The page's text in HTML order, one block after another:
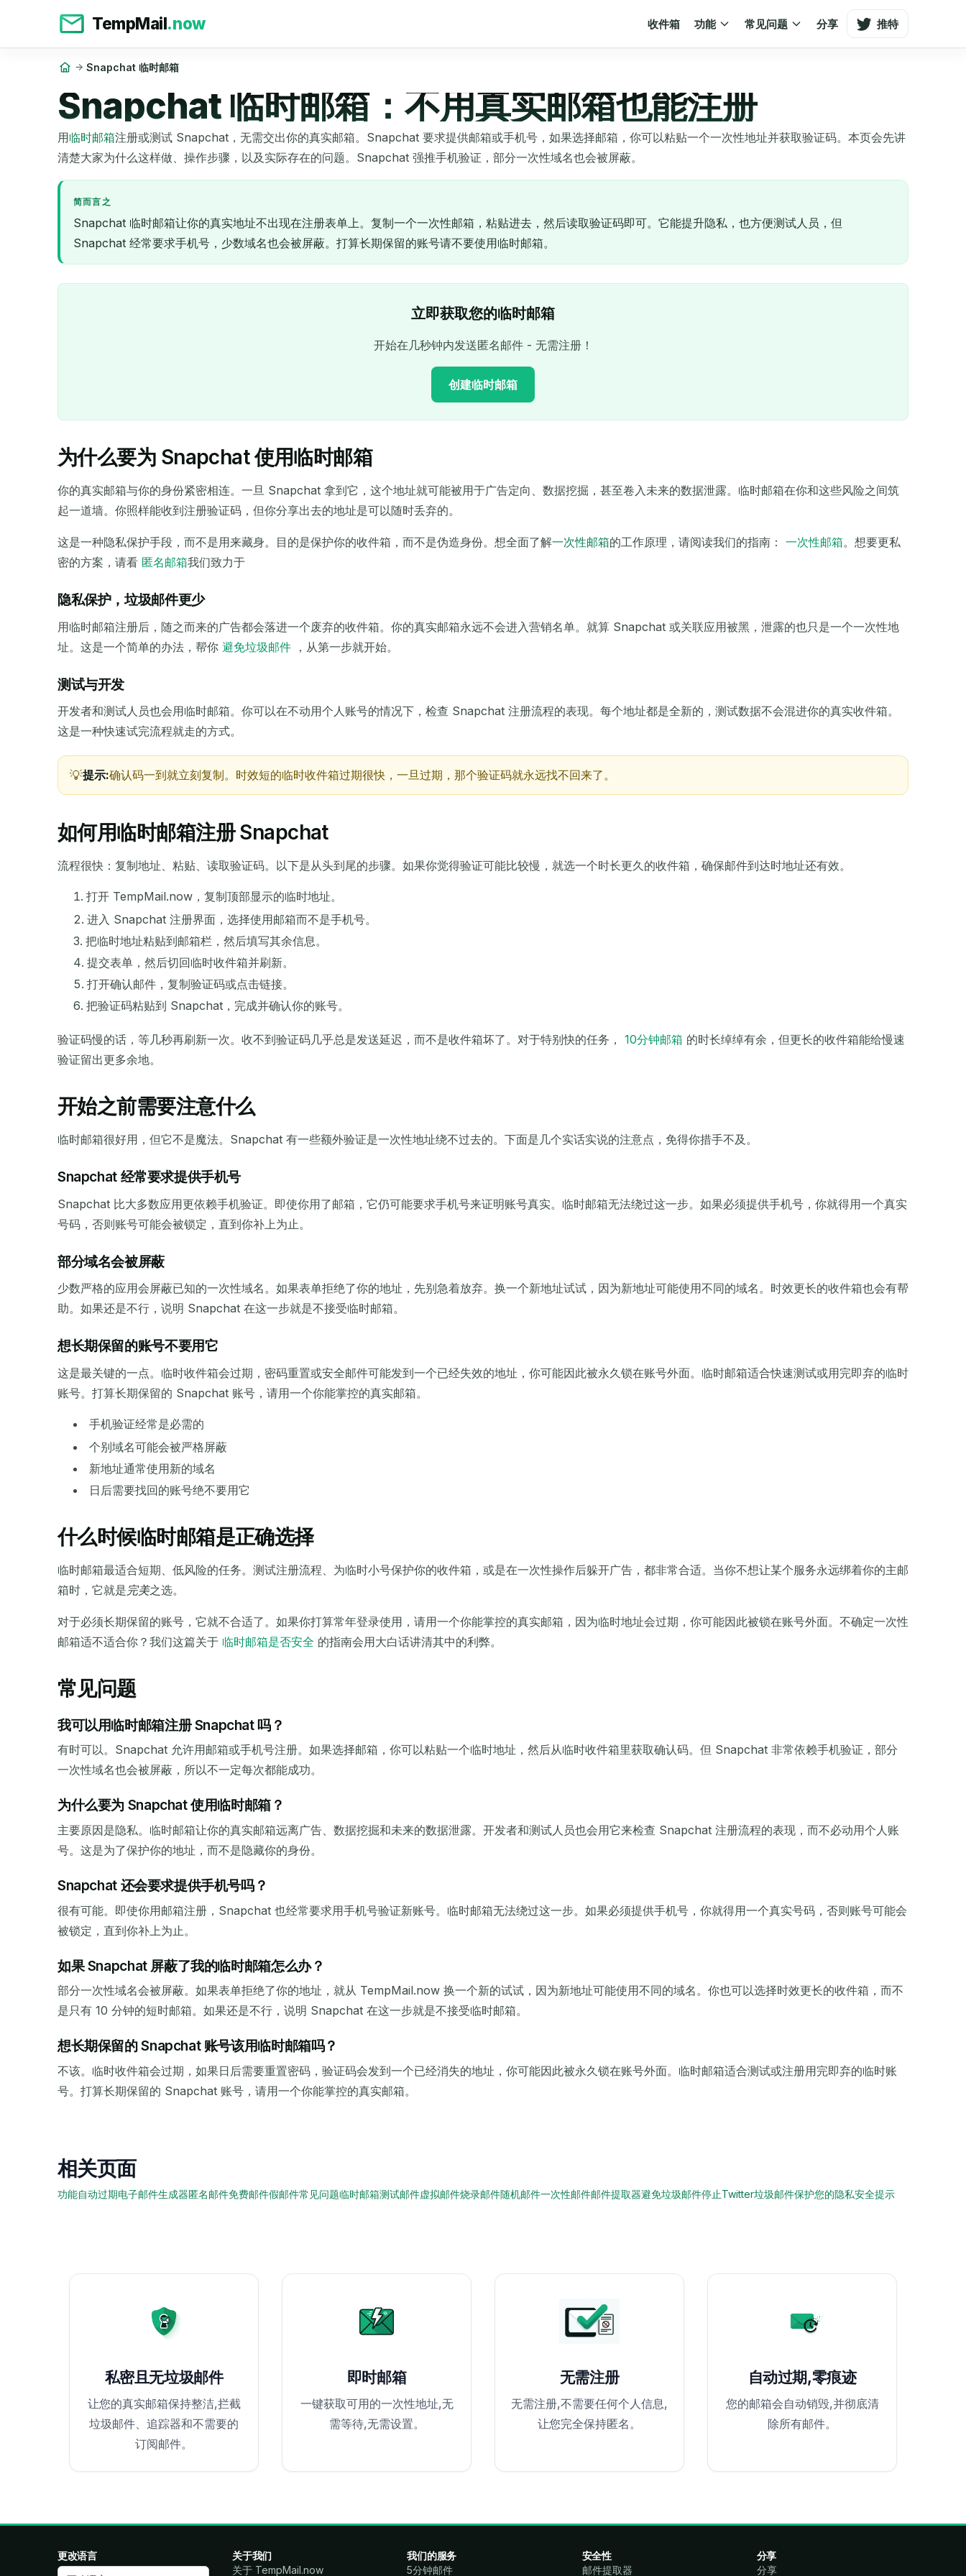
TempMail.now 收件箱 功能 常见问题 分享 推特
Snapchat 临时邮箱
Snapchat 临时邮箱：不用真实邮箱也能注册
用临时邮箱注册或测试 Snapchat，无需交出你的真实邮箱。Snapchat 要求提供邮箱或手机号，如果选择邮箱，你可以粘贴一个一次性地址并获取验证码。本页会先讲
清楚大家为什么这样做、操作步骤，以及实际存在的问题。Snapchat 强推手机验证，部分一次性域名也会被屏蔽。
简而言之
Snapchat 临时邮箱让你的真实地址不出现在注册表单上。复制一个一次性邮箱，粘贴进去，然后读取验证码即可。它能提升隐私，也方便测试人员，但
Snapchat 经常要求手机号，少数域名也会被屏蔽。打算长期保留的账号请不要使用临时邮箱。
立即获取您的临时邮箱
开始在几秒钟内发送匿名邮件 - 无需注册！
创建临时邮箱
发件人
为什么要为 Snapchat 使用临时邮箱
你的真实邮箱与你的身份紧密相连。一旦 Snapchat 拿到它，这个地址就可能被用于广告定向、数据挖掘，甚至卷入未来的数据泄露。临时邮箱在你和这些风险之间筑
起一道墙。你照样能收到注册验证码，但你分享出去的地址是可以随时丢弃的。
这是一种隐私保护手段，而不是用来藏身。目的是保护你的收件箱，而不是伪造身份。想全面了解一次性邮箱的工作原理，请阅读我们的指南： 一次性邮箱。想要更私
密的方案，请看 匿名邮箱我们致力于
隐私保护，垃圾邮件更少
用临时邮箱注册后，随之而来的广告都会落进一个废弃的收件箱。你的真实邮箱永远不会进入营销名单。就算 Snapchat 或关联应用被黑，泄露的也只是一个一次性地
址。这是一个简单的办法，帮你 避免垃圾邮件 ，从第一步就开始。
测试与开发
开发者和测试人员也会用临时邮箱。你可以在不动用个人账号的情况下，检查 Snapchat 注册流程的表现。每个地址都是全新的，测试数据不会混进你的真实收件箱。
这是一种快速试完流程就走的方式。
提示:确认码一到就立刻复制。时效短的临时收件箱过期很快，一旦过期，那个验证码就永远找不回来了。
如何用临时邮箱注册 Snapchat
流程很快：复制地址、粘贴、读取验证码。以下是从头到尾的步骤。如果你觉得验证可能比较慢，就选一个时长更久的收件箱，确保邮件到达时地址还有效。
打开 TempMail.now，复制顶部显示的临时地址。
进入 Snapchat 注册界面，选择使用邮箱而不是手机号。
把临时地址粘贴到邮箱栏，然后填写其余信息。
提交表单，然后切回临时收件箱并刷新。
打开确认邮件，复制验证码或点击链接。
把验证码粘贴到 Snapchat，完成并确认你的账号。
验证码慢的话，等几秒再刷新一次。收不到验证码几乎总是发送延迟，而不是收件箱坏了。对于特别快的任务， 10分钟邮箱 的时长绰绰有余，但更长的收件箱能给慢速
验证留出更多余地。
开始之前需要注意什么
临时邮箱很好用，但它不是魔法。Snapchat 有一些额外验证是一次性地址绕不过去的。下面是几个实话实说的注意点，免得你措手不及。
Snapchat 经常要求提供手机号
Snapchat 比大多数应用更依赖手机验证。即使你用了邮箱，它仍可能要求手机号来证明账号真实。临时邮箱无法绕过这一步。如果必须提供手机号，你就得用一个真实
号码，否则账号可能会被锁定，直到你补上为止。
部分域名会被屏蔽
少数严格的应用会屏蔽已知的一次性域名。如果表单拒绝了你的地址，先别急着放弃。换一个新地址试试，因为新地址可能使用不同的域名。时效更长的收件箱也会有帮
助。如果还是不行，说明 Snapchat 在这一步就是不接受临时邮箱。
想长期保留的账号不要用它
这是最关键的一点。临时收件箱会过期，密码重置或安全邮件可能发到一个已经失效的地址，你可能因此被永久锁在账号外面。临时邮箱适合快速测试或用完即弃的临时
账号。打算长期保留的 Snapchat 账号，请用一个你能掌控的真实邮箱。
手机验证经常是必需的
个别域名可能会被严格屏蔽
新地址通常使用新的域名
日后需要找回的账号绝不要用它
什么时候临时邮箱是正确选择
临时邮箱最适合短期、低风险的任务。测试注册流程、为临时小号保护你的收件箱，或是在一次性操作后躲开广告，都非常合适。当你不想让某个服务永远绑着你的主邮
箱时，它就是完美之选。
对于必须长期保留的账号，它就不合适了。如果你打算常年登录使用，请用一个你能掌控的真实邮箱，因为临时地址会过期，你可能因此被锁在账号外面。不确定一次性
邮箱适不适合你？我们这篇关于 临时邮箱是否安全 的指南会用大白话讲清其中的利弊。
常见问题
我可以用临时邮箱注册 Snapchat 吗？
有时可以。Snapchat 允许用邮箱或手机号注册。如果选择邮箱，你可以粘贴一个临时地址，然后从临时收件箱里获取确认码。但 Snapchat 非常依赖手机验证，部分
一次性域名也会被屏蔽，所以不一定每次都能成功。
为什么要为 Snapchat 使用临时邮箱？
主要原因是隐私。临时邮箱让你的真实邮箱远离广告、数据挖掘和未来的数据泄露。开发者和测试人员也会用它来检查 Snapchat 注册流程的表现，而不必动用个人账
号。这是为了保护你的地址，而不是隐藏你的身份。
Snapchat 还会要求提供手机号吗？
很有可能。即使你用邮箱注册，Snapchat 也经常要求用手机号验证新账号。临时邮箱无法绕过这一步。如果必须提供手机号，你就得用一个真实号码，否则账号可能会
被锁定，直到你补上为止。
如果 Snapchat 屏蔽了我的临时邮箱怎么办？
部分一次性域名会被屏蔽。如果表单拒绝了你的地址，就从 TempMail.now 换一个新的试试，因为新地址可能使用不同的域名。你也可以选择时效更长的收件箱，而不
是只有 10 分钟的短时邮箱。如果还是不行，说明 Snapchat 在这一步就是不接受临时邮箱。
想长期保留的 Snapchat 账号该用临时邮箱吗？
不该。临时收件箱会过期，如果日后需要重置密码，验证码会发到一个已经消失的地址，你可能因此被永久锁在账号外面。临时邮箱适合测试或注册用完即弃的临时账
号。打算长期保留的 Snapchat 账号，请用一个你能掌控的真实邮箱。
相关页面
功能自动过期电子邮件生成器匿名邮件免费邮件假邮件常见问题临时邮箱测试邮件虚拟邮件烧录邮件随机邮件一次性邮件邮件提取器避免垃圾邮件停止Twitter垃圾邮件保护您的隐私安全提示
私密且无垃圾邮件
让您的真实邮箱保持整洁,拦截
垃圾邮件、追踪器和不需要的
订阅邮件。
即时邮箱
一键获取可用的一次性地址,无
需等待,无需设置。
无需注册
无需注册,不需要任何个人信息,
让您完全保持匿名。
自动过期,零痕迹
您的邮箱会自动销毁,并彻底清
除所有邮件。
更改语言
关于我们
关于 TempMail.now
我们的服务
5分钟邮件
安全性
邮件提取器
分享
分享